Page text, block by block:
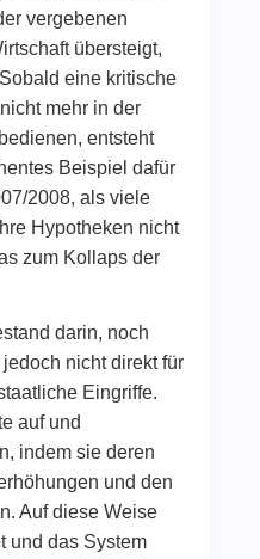
vergebenen
übersteigt,
eine kritische
mehr in der
entsteht
Beispiel dafür
2008, als viele
Hypotheken nicht
zum Kollaps der
darin, noch
nicht direkt für
Eingriffe.
auf und
indem sie deren
und den
Auf diese Weise
und das System